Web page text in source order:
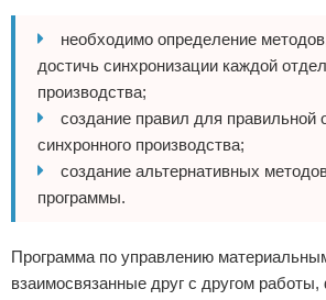
необходимо определение
достичь синхронизации каждой
производства;
создание правил для правильной
синхронного производства;
создание альтернативных
программы.
Программа по управлению
взаимосвязанные друг с другом